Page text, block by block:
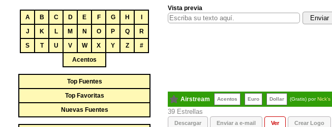
A B C D E F G H
J
K L M N O P Q
R
S
T U V W X Y Z
#
Acentos
Top Fuentes
Top Favoritas
Nuevas Fuentes
Vista previa
Airstream Acentos Euro Dollar (Gratis) porNick's
39
Descargar Enviar a e-mail Ver Crear Logo